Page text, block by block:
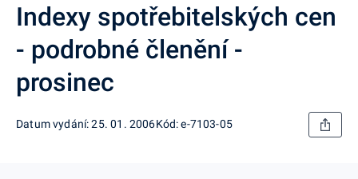
Indexy spotřebitelských cen
- podrobné členění -
prosinec
Datum vydání: 25. 01. 2006Kód: e-7103-05